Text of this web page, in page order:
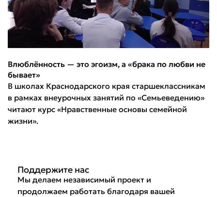
Влюблённость — это эгоизм, а «брака по любви не
бывает»
В школах Краснодарского края старшеклассникам
в рамках внеурочных занятий по «Семьеведению»
читают курс «Нравственные основы семейной
жизни».
Поддержите нас
Мы делаем независимый проект и
продолжаем работать благодаря вашей